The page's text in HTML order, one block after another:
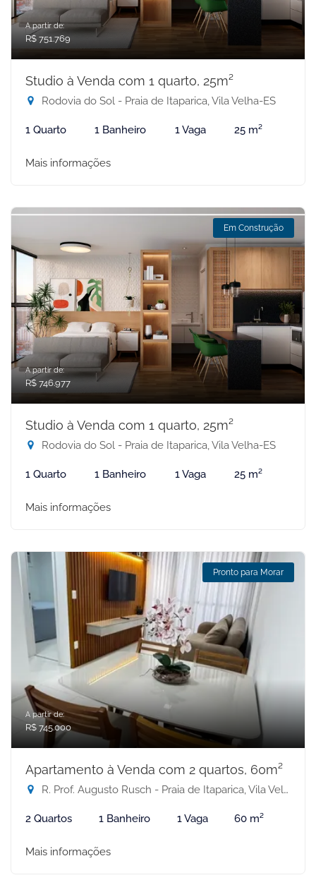
A partir de:
R$ 751.769
Studio à Venda com 1 quarto, 25m²
Rodovia do Sol - Praia de Itaparica, Vila Velha-ES
1 Quarto 1 Banheiro 1 Vaga 25 m²
Mais informações
Em Construção
A partir de:
R$ 746.977
Studio à Venda com 1 quarto, 25m²
Rodovia do Sol - Praia de Itaparica, Vila Velha-ES
1 Quarto 1 Banheiro 1 Vaga 25 m²
Mais informações
Pronto para Morar
A partir de:
R$ 745.000
Apartamento à Venda com 2 quartos, 60m²
R. Prof. Augusto Rusch - Praia de Itaparica, Vila Velha-ES
2 Quartos 1 Banheiro 1 Vaga 60 m²
Mais informações